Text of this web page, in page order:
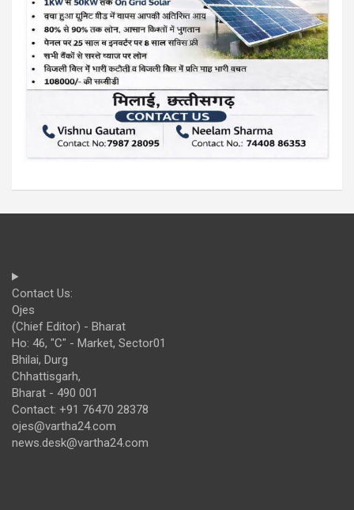
Contact Us:
Ojes
(Chief Editor) - Bharat
Ho: 46, "C" - Market, Sector01
Bhilai, Durg
Chhattisgarh,
Bharat - 490 001
Contact: +91 76470 28378
ojes@vartha24.com
news.desk@vartha24.com